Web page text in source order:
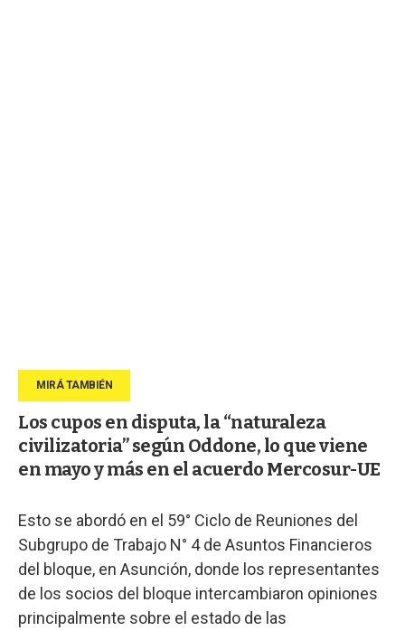
Los cupos en disputa, la “naturaleza
civilizatoria” según Oddone, lo que viene
en mayo y más en el acuerdo Mercosur-UE
Esto se abordó en el 59° Ciclo de Reuniones del
Subgrupo de Trabajo N° 4 de Asuntos Financieros
del bloque, en Asunción, donde los representantes
de los socios del bloque intercambiaron opiniones
principalmente sobre el estado de las